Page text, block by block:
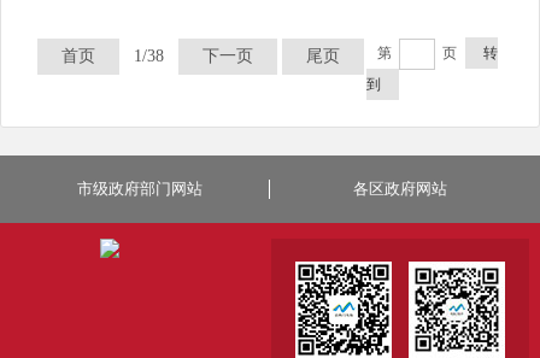
首页 1/38 下一页 尾页 第 页
转
到
市级政府部门网站 各区政府网站